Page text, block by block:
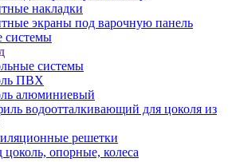
накладки
экраны под варочную панель
системы
системы
ПВХ
алюминиевый
водоотталкивающий для цоколя из
решетки
опорные, колеса